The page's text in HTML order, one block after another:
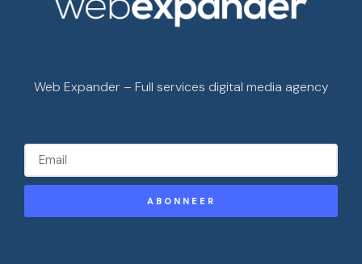
Web Expander – Full services digital media agency
ABONNEER